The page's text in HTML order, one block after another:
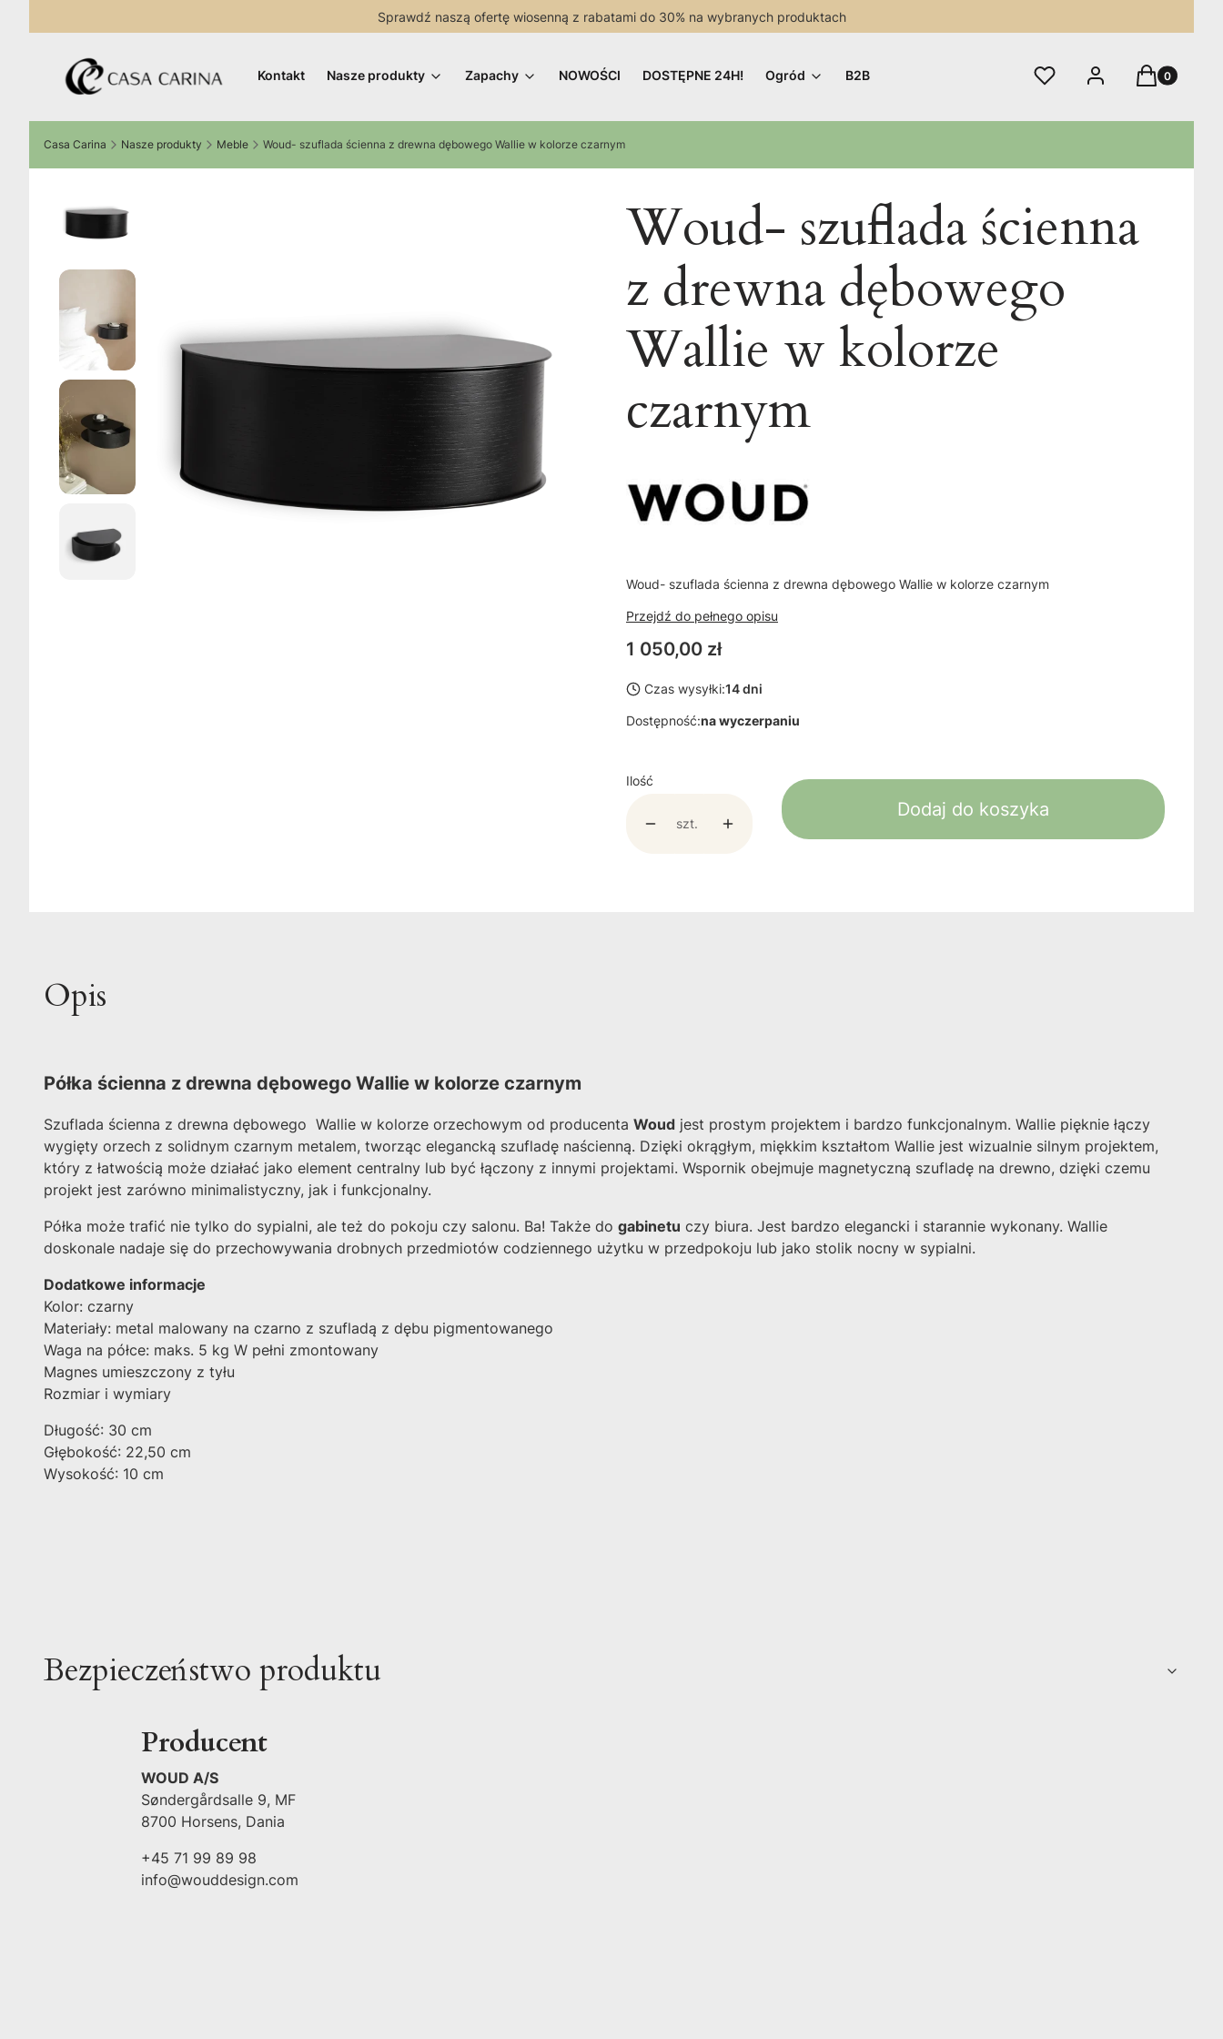
Sprawdź naszą ofertę wiosenną z rabatami do 30% na wybranych produktach
Kontakt Nasze produkty Zapachy NOWOŚCI DOSTĘPNE 24H! Ogród B2B Ulubione Zaloguj sięProdukty w
Koszyk
Casa Carina Nasze produkty Meble Woud- szuflada ścienna z drewna dębowego Wallie w kolorze czarnym
Woud- szuflada ścienna
z drewna dębowego
Wallie w kolorze
czarnym
Woud- szuflada ścienna z drewna dębowego Wallie w kolorze czarnym
Przejdź do pełnego opisu
Cena
1 050,00 zł
Czas wysyłki:14 dni
Dostępność:na wyczerpaniu
Ilość
szt.
Dodaj do koszyka
Opis
Półka ścienna z drewna dębowego Wallie w kolorze czarnym
Szuflada ścienna z drewna dębowego Wallie w kolorze orzechowym od producenta Woud jest prostym projektem i bardzo funkcjonalnym. Wallie pięknie łączy
wygięty orzech z solidnym czarnym metalem, tworząc elegancką szufladę naścienną. Dzięki okrągłym, miękkim kształtom Wallie jest wizualnie silnym projektem,
który z łatwością może działać jako element centralny lub być łączony z innymi projektami. Wspornik obejmuje magnetyczną szufladę na drewno, dzięki czemu
projekt jest zarówno minimalistyczny, jak i funkcjonalny.
Półka może trafić nie tylko do sypialni, ale też do pokoju czy salonu. Ba! Także do gabinetu czy biura. Jest bardzo elegancki i starannie wykonany. Wallie
doskonale nadaje się do przechowywania drobnych przedmiotów codziennego użytku w przedpokoju lub jako stolik nocny w sypialni.
Dodatkowe informacje
Kolor: czarny
Materiały: metal malowany na czarno z szufladą z dębu pigmentowanego
Waga na półce: maks. 5 kg W pełni zmontowany
Magnes umieszczony z tyłu
Rozmiar i wymiary
Długość: 30 cm
Głębokość: 22,50 cm
Wysokość: 10 cm
Bezpieczeństwo produktu
Producent
WOUD A/S
Søndergårdsalle 9, MF
8700 Horsens, Dania
+45 71 99 89 98
info@wouddesign.com